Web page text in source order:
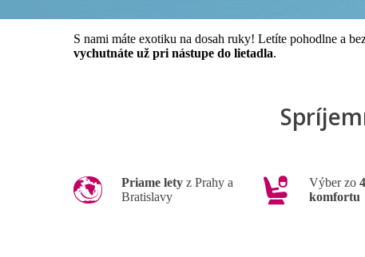
S nami máte exotiku na dosah ruky! Letíte pohodlne a
vychutnáte už pri nástupe do lietadla.
Priame lety z Prahy a
Bratislavy
Výber zo
komfortu